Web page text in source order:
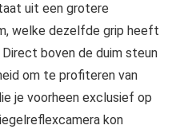
uit een grotere
welke dezelfde grip heeft
boven de duim steun
om te profiteren van
je voorheen exclusief op
kon